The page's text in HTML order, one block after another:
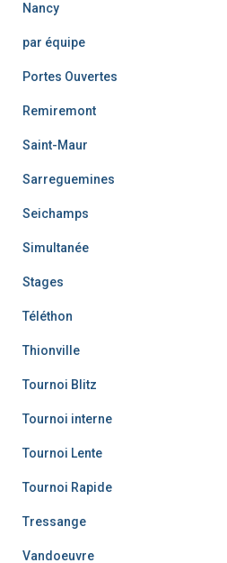
Nancy
par équipe
Portes Ouvertes
Remiremont
Saint-Maur
Sarreguemines
Seichamps
Simultanée
Stages
Téléthon
Thionville
Tournoi Blitz
Tournoi interne
Tournoi Lente
Tournoi Rapide
Tressange
Vandoeuvre